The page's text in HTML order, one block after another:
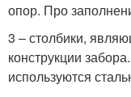
опор. Про
3 – столбики,
конструкции
используются